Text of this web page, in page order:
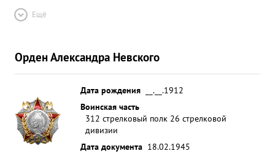
Ещё
Орден Александра Невского
Дата рождения
__.__.1912
Воинская часть
312 стрелковый полк 26 стрелковой
дивизии
Дата документа 18.02.1945